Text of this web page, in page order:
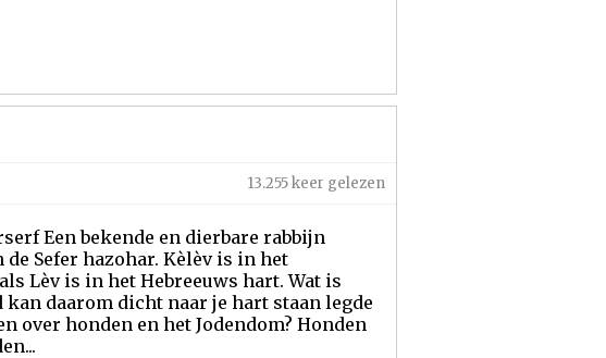
13.255 keer gelezen
Een bekende en dierbare rabbijn
Sefer hazohar. Kèlèv is in het
Lèv is in het Hebreeuws hart. Wat is
daarom dicht naar je hart staan legde
over honden en het Jodendom? Honden